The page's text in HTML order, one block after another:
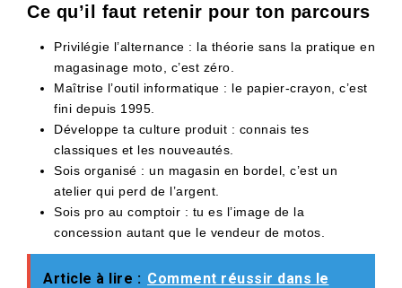
Ce qu’il faut retenir pour ton parcours
Privilégie l’alternance : la théorie sans la pratique en
magasinage moto, c’est zéro.
Maîtrise l’outil informatique : le papier-crayon, c’est
fini depuis 1995.
Développe ta culture produit : connais tes
classiques et les nouveautés.
Sois organisé : un magasin en bordel, c’est un
atelier qui perd de l’argent.
Sois pro au comptoir : tu es l’image de la
concession autant que le vendeur de motos.
Article à lire : Comment réussir dans le